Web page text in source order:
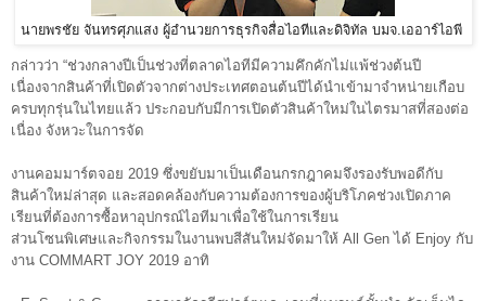
นายพรชัย จันทรศุภแสง ผู้อำนวยการธุรกิจสื่อไอทีและดิจิทัล บมจ.เออาร์ไอพี
กล่าวว่า “ช่วงกลางปีเป็นช่วงที่ตลาดไอทีมีความคึกคักไม่แพ้ช่วงต้นปี
เนื่องจากสินค้าที่เปิดตัวจากต่างประเทศตอนต้นปีได้นำเข้ามาจำหน่ายเกือบ
ครบทุกรุ่นในไทยแล้ว ประกอบกับมีการเปิดตัวสินค้าใหม่ในไตรมาสที่สองต่อ
เนื่อง จังหวะในการจัด
งานคอมมาร์ตจอย 2019 ซึ่งขยับมาเป็นเดือนกรกฎาคมจึงรองรับพอดีกับ
สินค้าใหม่ล่าสุด และสอดคล้องกับความต้องการของผู้บริโภคช่วงเปิดภาค
เรียนที่ต้องการซื้อหาอุปกรณ์ไอทีมาเพื่อใช้ในการเรียน
ส่วนโซนพิเศษและกิจกรรมในงานพบสีสันใหม่จัดมาให้ All Gen ได้ Enjoy กับ
งาน COMMART JOY 2019 อาทิ